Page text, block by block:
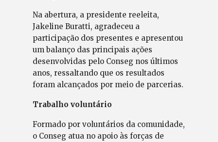
Na abertura, a presidente reeleita,
Jakeline Buratti, agradeceu a
participação dos presentes e apresentou
um balanço das principais ações
desenvolvidas pelo Conseg nos últimos
anos, ressaltando que os resultados
foram alcançados por meio de parcerias.
Trabalho voluntário
Formado por voluntários da comunidade,
o Conseg atua no apoio às forças de